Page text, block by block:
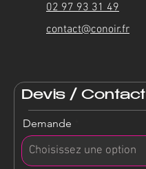
02 97 93 31 49
contact@conoir.fr
Devis / Contact
Demande